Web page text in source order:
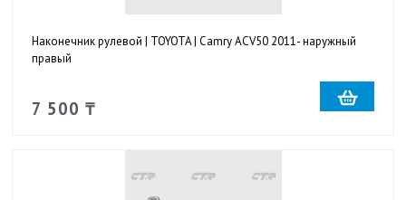
Наконечник рулевой | TOYOTA | Camry ACV50 2011- наружный
правый
7 500 ₸